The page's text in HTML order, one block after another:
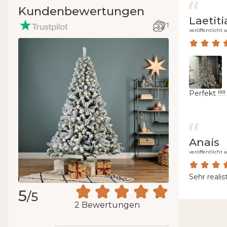
Kundenbewertungen
1
5/5
2 Bewertungen
veröffentlicht
Perfekt !!!!!
Anais
veröffentlicht
Sehr